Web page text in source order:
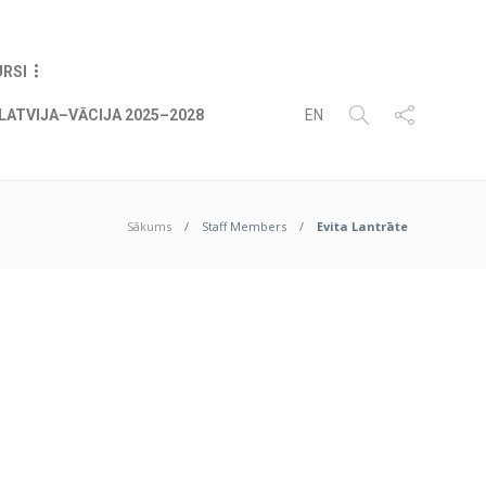
LATVIJA–VĀCIJA 2025–2028 EN
Sākums Staff Members Evita Lantrāte